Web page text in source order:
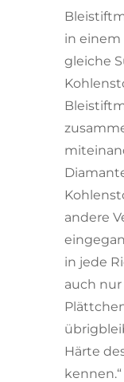
in
gleiche
andere
in jede
auch nur
Härte
kennen.“